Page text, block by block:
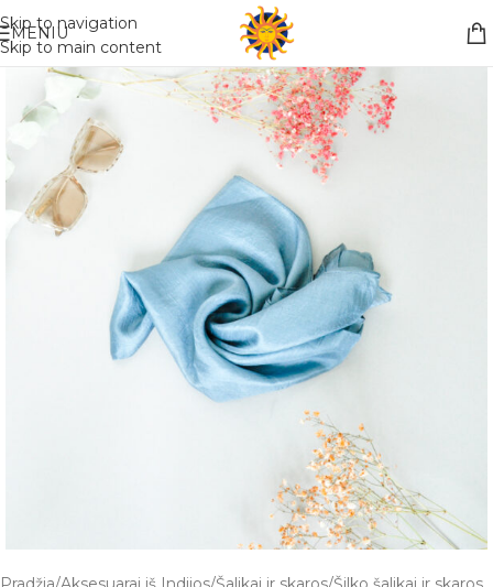
Skip to navigation
Skip to main content
Nemokamas pristatymas į paštomatą apsiperkant už 30€!!
MENIU